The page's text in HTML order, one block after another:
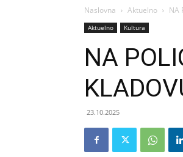
Naslovna Aktuelno NA
Aktuelno Kultura
NA
23.10.2025